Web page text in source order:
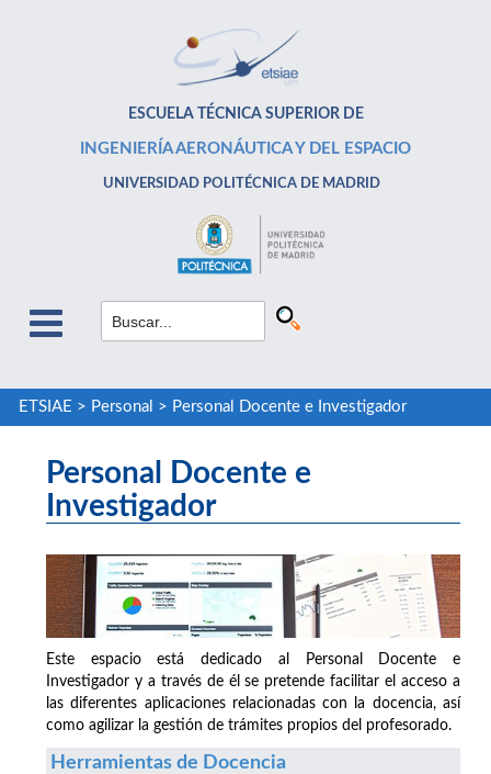
ESCUELA TÉCNICA SUPERIOR DE
INGENIERÍA AERONÁUTICA Y DEL ESPACIO
UNIVERSIDAD POLITÉCNICA DE MADRID
ETSIAE > Personal > Personal Docente e Investigador
Personal Docente e
Investigador
Este espacio está dedicado al Personal Docente e
Investigador y a través de él se pretende facilitar el acceso a
las diferentes aplicaciones relacionadas con la docencia, así
como agilizar la gestión de trámites propios del profesorado.
Herramientas de Docencia